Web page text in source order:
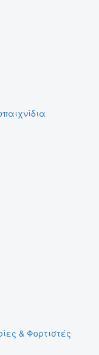
& Φορτιστές